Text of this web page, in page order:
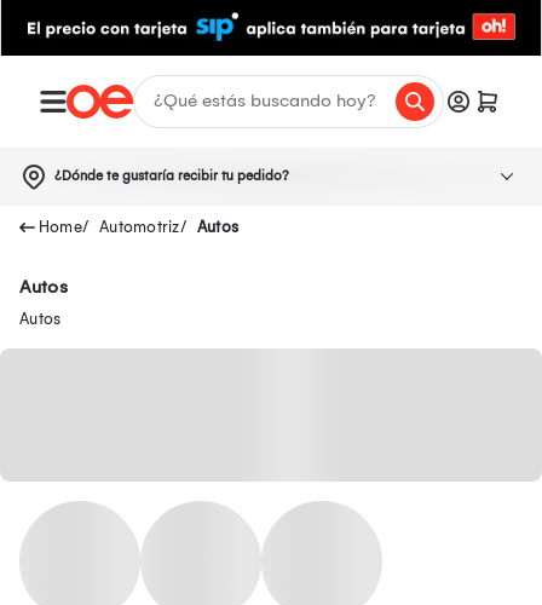
¿Dónde te gustaría recibir tu pedido?
Automotriz Autos
Autos
Autos